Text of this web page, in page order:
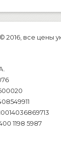
2016, все цены
1198 5987